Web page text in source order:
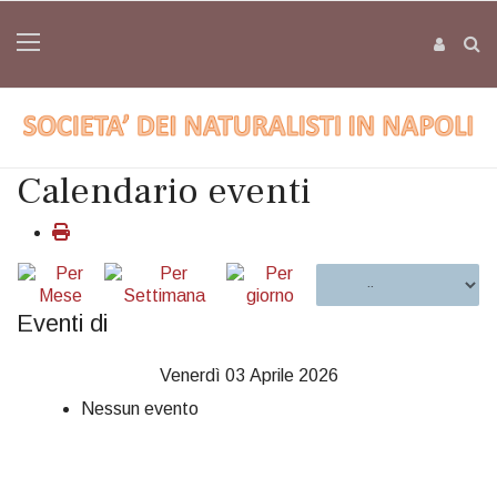
Calendario eventi
Eventi di
Venerdì 03 Aprile 2026
Nessun evento